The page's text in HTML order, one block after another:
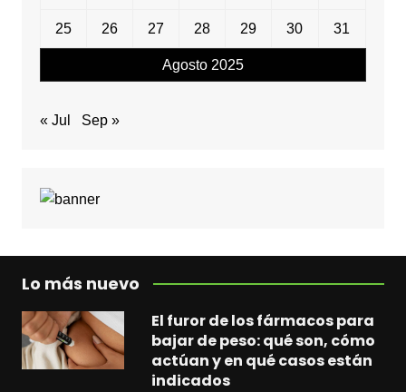
Agosto 2025
25 26 27 28 29 30 31
« Jul Sep »
Lo más nuevo
El furor de los fármacos para
bajar de peso: qué son, cómo
actúan y en qué casos están
indicados